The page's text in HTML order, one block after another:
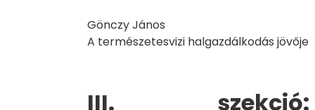
Gönczy János
A természetesvizi halgazdálkodás jövője
III. szekció: